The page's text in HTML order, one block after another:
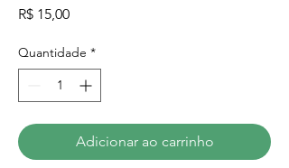
R$ 15,00Preço
Quantidade *
Adicionar ao carrinho